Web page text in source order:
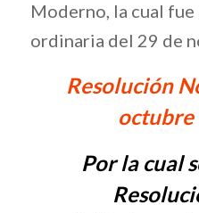
Moderno, la cual
ordinaria del 29 de
Resolución
octubre
Por la cual